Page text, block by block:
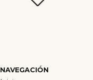
NAVEGACIÓN